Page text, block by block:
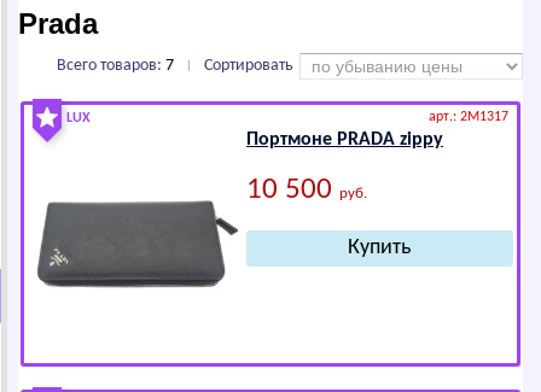
Prаdа
Всего товаров: 7 Сортировать
LUX арт.: 2M1317
Портмоне РRАDА zippy
10 500 руб.